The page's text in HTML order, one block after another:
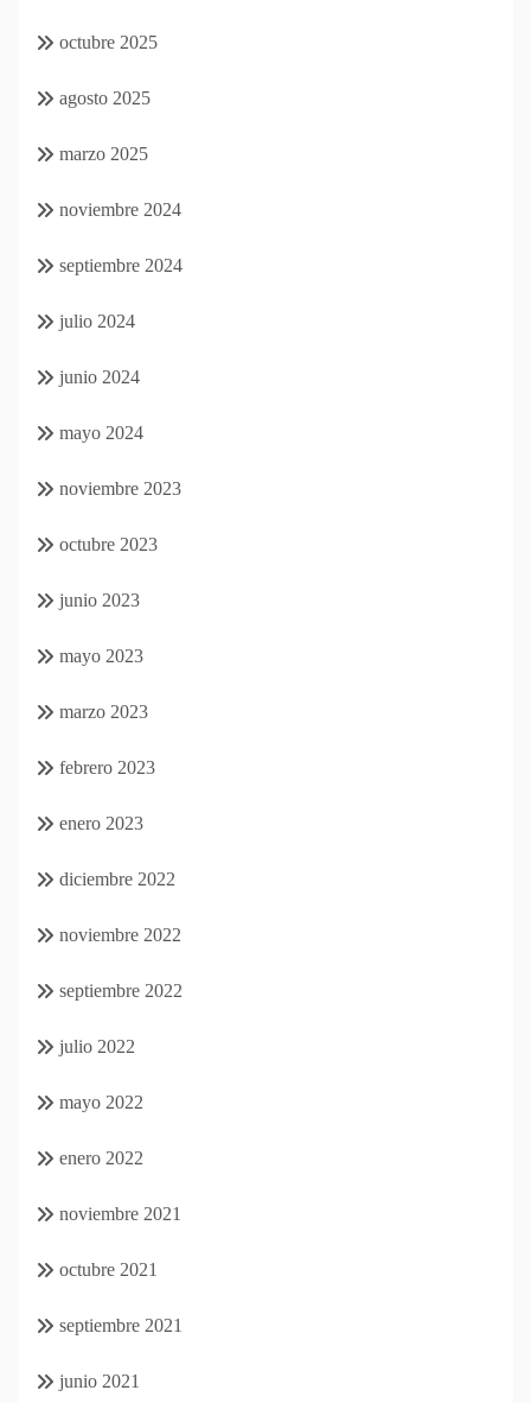
octubre 2025
agosto 2025
marzo 2025
noviembre 2024
septiembre 2024
julio 2024
junio 2024
mayo 2024
noviembre 2023
octubre 2023
junio 2023
mayo 2023
marzo 2023
febrero 2023
enero 2023
diciembre 2022
noviembre 2022
septiembre 2022
julio 2022
mayo 2022
enero 2022
noviembre 2021
octubre 2021
septiembre 2021
junio 2021